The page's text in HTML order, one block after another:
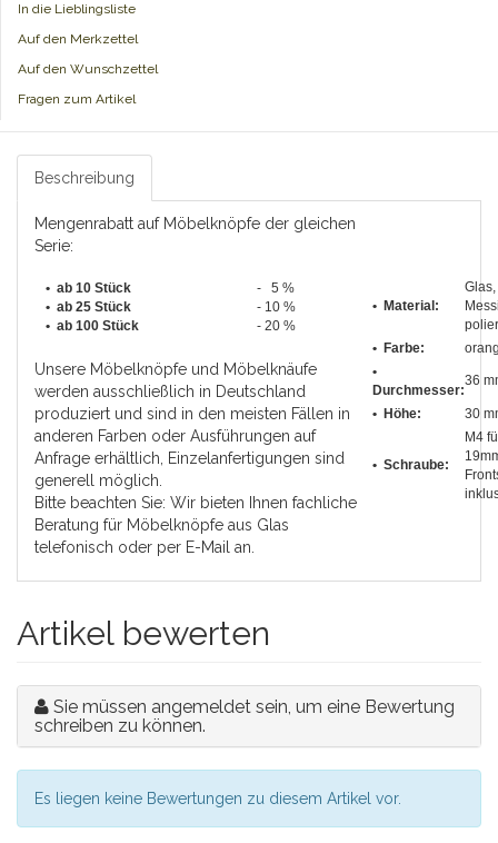
In die Lieblingsliste
Auf den Merkzettel
Auf den Wunschzettel
Fragen zum Artikel
Beschreibung
Mengenrabatt auf Möbelknöpfe der gleichen
Serie:
• ab 10 Stück
- 5 %
• ab 25 Stück
- 10 %
• ab 100 Stück - 20 %
Unsere Möbelknöpfe und Möbelknäufe
werden ausschließlich in Deutschland
produziert und sind in den meisten Fällen in
anderen Farben oder Ausführungen auf
Anfrage erhältlich, Einzelanfertigungen sind
generell möglich.
Bitte beachten Sie: Wir bieten Ihnen fachliche
Beratung für Möbelknöpfe aus Glas
telefonisch oder per E-Mail an.
• Material:
Glas,
• Farbe:
•
Durchmesser:
36
• Höhe: 30
• Schraube:
M4
Artikel bewerten
Sie müssen angemeldet sein, um eine Bewertung
schreiben zu können.
Es liegen keine Bewertungen zu diesem Artikel vor.